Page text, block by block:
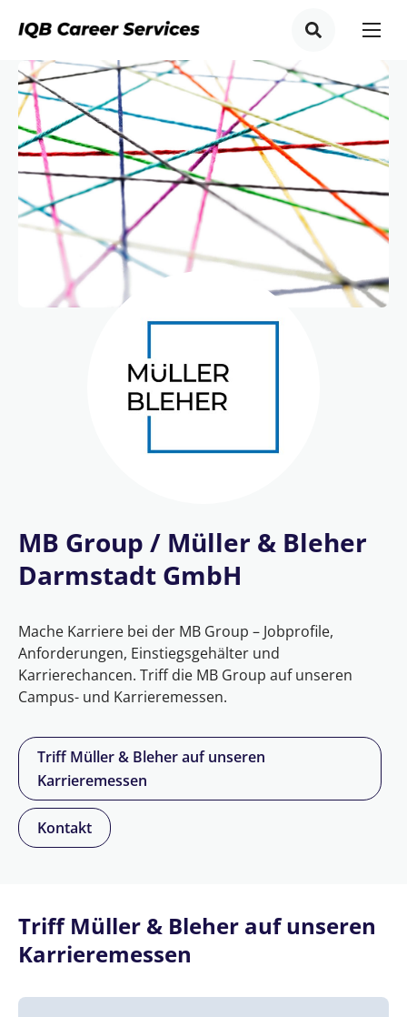
MB Group / Müller & Bleher
Darmstadt GmbH
Mache Karriere bei der MB Group – Jobprofile,
Anforderungen, Einstiegsgehälter und
Karrierechancen. Triff die MB Group auf unseren
Campus- und Karrieremessen.
Triff Müller & Bleher auf unseren
Karrieremessen
Kontakt
Triff Müller & Bleher auf unseren
Karrieremessen